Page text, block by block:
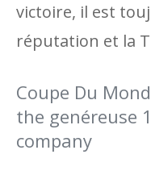
victoire, il est
réputation et la
Coupe Du
the genéreuse
company